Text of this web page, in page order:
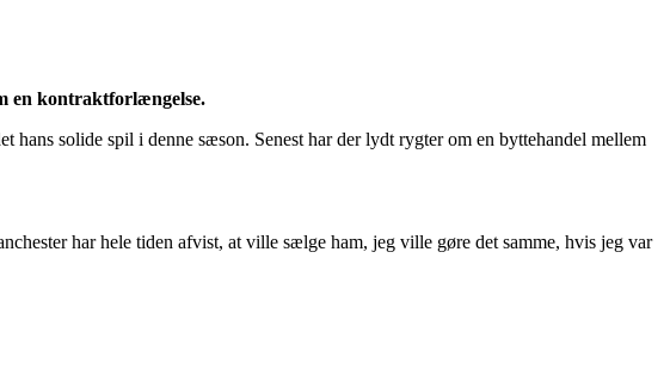
en kontraktforlængelse.
hans solide spil i denne sæson. Senest har der lydt rygter om en byttehandel mellem
har hele tiden afvist, at ville sælge ham, jeg ville gøre det samme, hvis jeg var